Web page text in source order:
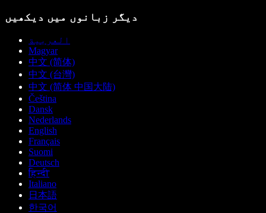
دیگر زبانوں میں دیکھیں
العربية
Magyar
中文 (简体)
中文 (台灣)
中文 (简体 中国大陆)
Čeština
Dansk
Nederlands
English
Français
Suomi
Deutsch
हिन्दी
Italiano
日本語
한국어